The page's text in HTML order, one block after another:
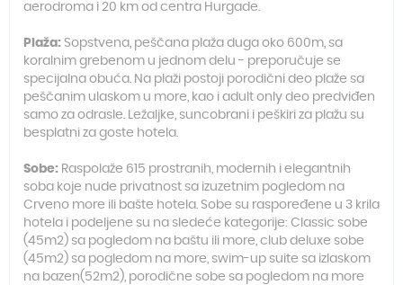
aerodroma i 20 km od centra Hurgade.
Plaža: Sopstvena, peščana plaža duga oko 600m, sa
koralnim grebenom u jednom delu - preporučuje se
specijalna obuća. Na plaži postoji porodični deo plaže sa
peščanim ulaskom u more, kao i adult only deo predviđen
samo za odrasle. Ležaljke, suncobrani i peškiri za plažu su
besplatni za goste hotela.
Sobe: Raspolaže 615 prostranih, modernih i elegantnih
soba koje nude privatnost sa izuzetnim pogledom na
Crveno more ili bašte hotela. Sobe su raspoređene u 3 krila
hotela i podeljene su na sledeće kategorije: Classic sobe
(45m2) sa pogledom na baštu ili more, club deluxe sobe
(45m2) sa pogledom na more, swim-up suite sa izlaskom
na bazen(52m2), porodične sobe sa pogledom na more